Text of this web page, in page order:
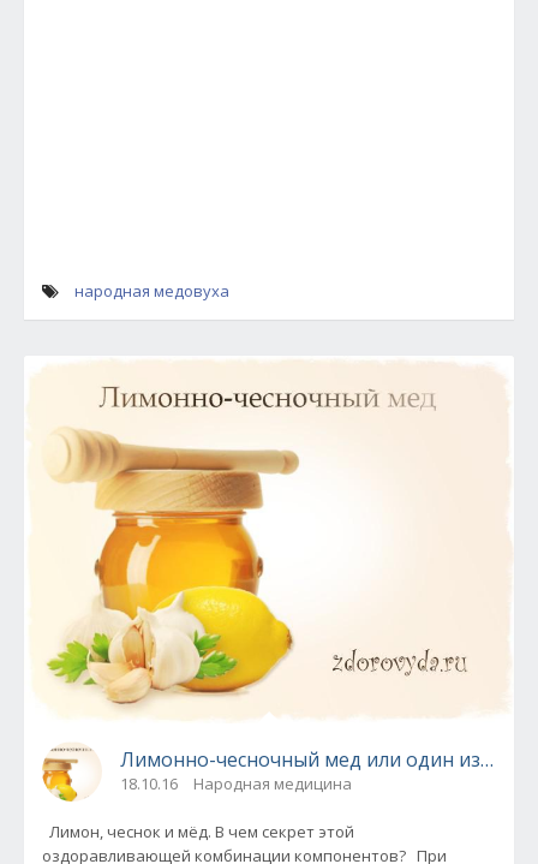
народная медовуха
Лимонно-чесночный мед или один из
18.10.16 Народная медицина
Лимон, чеснок и мёд. В чем секрет этой
оздоравливающей комбинации компонентов? При